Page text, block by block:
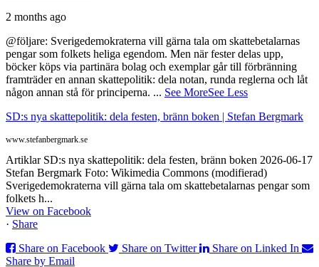
2 months ago
@följare: Sverigedemokraterna vill gärna tala om skattebetalarnas
pengar som folkets heliga egendom. Men när fester delas upp,
böcker köps via partinära bolag och exemplar går till förbränning
framträder en annan skattepolitik: dela notan, runda reglerna och låt
någon annan stå för principerna. ... See MoreSee Less
SD:s nya skattepolitik: dela festen, bränn boken | Stefan Bergmark
www.stefanbergmark.se
Artiklar SD:s nya skattepolitik: dela festen, bränn boken 2026-06-17
Stefan Bergmark Foto: Wikimedia Commons (modifierad)
Sverigedemokraterna vill gärna tala om skattebetalarnas pengar som
folkets h...
View on Facebook
· Share
Share on Facebook
Share on Twitter
Share on Linked In
Share by Email